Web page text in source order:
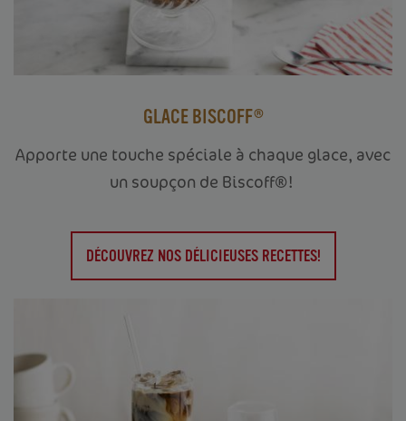
GLACE BISCOFF®
Apporte une touche spéciale à chaque glace, avec
un soupçon de Biscoff®!
DÉCOUVREZ NOS DÉLICIEUSES RECETTES!